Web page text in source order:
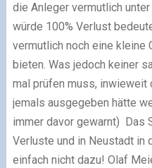
die Anleger vermutlich
würde 100% Verlust
vermutlich noch eine kleine
bieten. Was jedoch keiner
mal prüfen muss, inwieweit
jemals ausgegeben hätte
immer davor gewarnt) Das
Verluste und in Neustadt in
einfach nicht dazu! Olaf